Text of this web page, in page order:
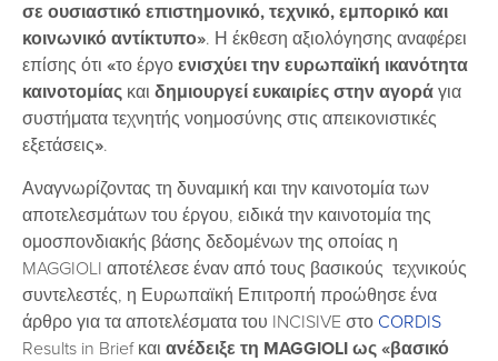
σε ουσιαστικό επιστημονικό, τεχνικό, εμπορικό και
κοινωνικό αντίκτυπο». Η έκθεση αξιολόγησης αναφέρει
επίσης ότι «το έργο ενισχύει την ευρωπαϊκή ικανότητα
καινοτομίας και δημιουργεί ευκαιρίες στην αγορά για
συστήματα τεχνητής νοημοσύνης στις απεικονιστικές
εξετάσεις».
Αναγνωρίζοντας τη δυναμική και την καινοτομία των
αποτελεσμάτων του έργου, ειδικά την καινοτομία της
ομοσπονδιακής βάσης δεδομένων της οποίας η
MAGGIOLI αποτέλεσε έναν από τους βασικούς τεχνικούς
συντελεστές, η Ευρωπαϊκή Επιτροπή προώθησε ένα
άρθρο για τα αποτελέσματα του INCISIVE στο CORDIS
Results in Brief και ανέδειξε τη MAGGIOLI ως «βασικό